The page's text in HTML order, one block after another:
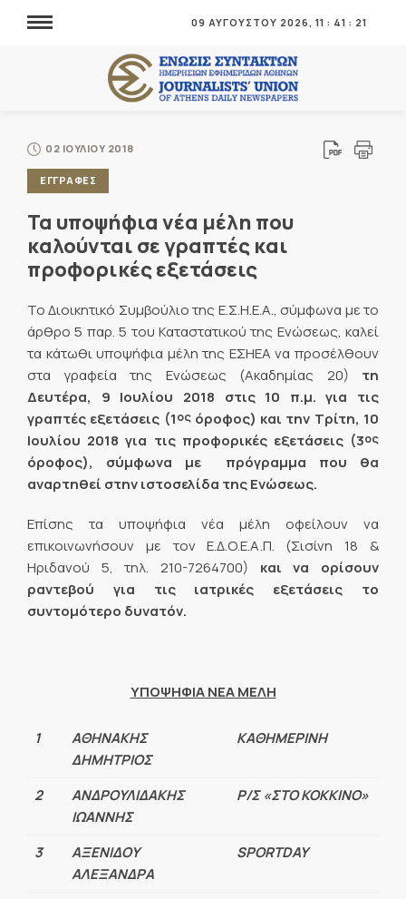
09 ΑΥΓΟΥΣΤΟΥ 2026, 11 : 41 : 21
02 ΙΟΥΛΙΟΥ 2018
ΕΓΓΡΑΦΕΣ
Τα υποψήφια νέα μέλη που
καλούνται σε γραπτές και
προφορικές εξετάσεις
Το Διοικητικό Συμβούλιο της Ε.Σ.Η.Ε.Α., σύμφωνα με το
άρθρο 5 παρ. 5 του Καταστατικού της Ενώσεως, καλεί
τα κάτωθι υποψήφια μέλη της ΕΣΗΕΑ να προσέλθουν
στα γραφεία της Ενώσεως (Ακαδημίας 20) τη
Δευτέρα, 9 Ιουλίου 2018 στις 10 π.μ. για τις
γραπτές εξετάσεις (1οςόροφος) και την Τρίτη, 10
Ιουλίου 2018 για τις προφορικές εξετάσεις (3ος
όροφος), σύμφωνα με πρόγραμμα που θα
αναρτηθεί στην ιστοσελίδα της Ενώσεως.
Επίσης τα υποψήφια νέα μέλη οφείλουν να
επικοινωνήσουν με τον Ε.Δ.Ο.Ε.Α.Π. (Σισίνη 18 &
Ηριδανού 5, τηλ. 210-7264700) και να ορίσουν
ραντεβού για τις ιατρικές εξετάσεις το
συντομότερο δυνατόν.
ΥΠΟΨΗΦΙΑ ΝΕΑ ΜΕΛΗ
1
ΑΘΗΝΑΚΗΣ
ΔΗΜΗΤΡΙΟΣ
ΚΑΘΗΜΕΡΙΝΗ
2
ΑΝΔΡΟΥΛΙΔΑΚΗΣ
ΙΩΑΝΝΗΣ
Ρ/Σ «ΣΤΟ ΚΟΚΚΙΝΟ»
3
ΑΞΕΝΙΔΟΥ
ΑΛΕΞΑΝΔΡΑ
SPORTDAY